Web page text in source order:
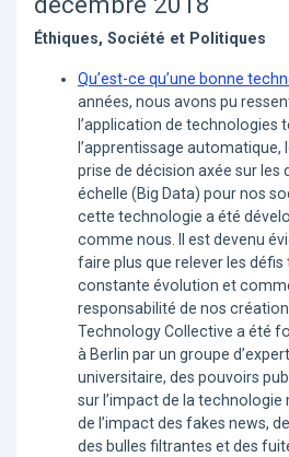
Éthiques, Société et Politiques
Qu’est-ce qu’une bonne
années, nous avons pu
l’application de technologies
l’apprentissage automatique,
prise de décision axée sur les
échelle (Big Data) pour nos
cette technologie a été
comme nous. Il est devenu
faire plus que relever les
constante évolution et
responsabilité de nos
Technology Collective a été
à Berlin par un groupe
universitaire, des pouvoirs
sur l’impact de la
de l’impact des fakes news,
des bulles filtrantes et des